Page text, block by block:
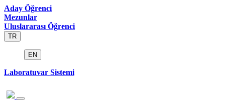
Aday Öğrenci
Mezunlar
Uluslararası Öğrenci
TR
EN
Laboratuvar Sistemi